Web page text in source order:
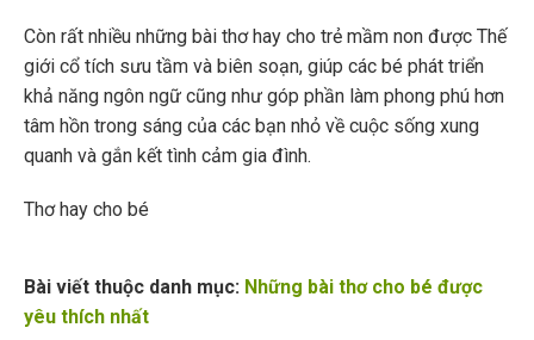
Còn rất nhiều những bài thơ hay cho trẻ mầm non được Thế
giới cổ tích sưu tầm và biên soạn, giúp các bé phát triển
khả năng ngôn ngữ cũng như góp phần làm phong phú hơn
tâm hồn trong sáng của các bạn nhỏ về cuộc sống xung
quanh và gắn kết tình cảm gia đình.
Thơ hay cho bé
Bài viết thuộc danh mục: Những bài thơ cho bé được
yêu thích nhất